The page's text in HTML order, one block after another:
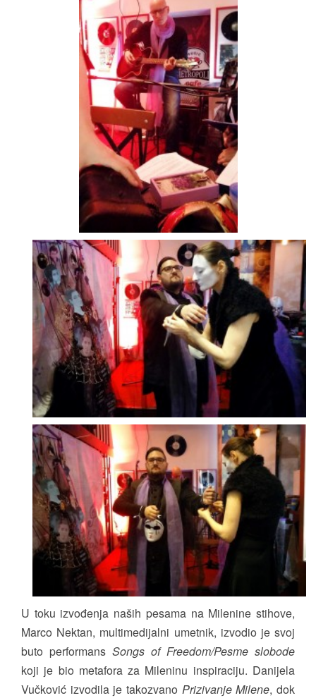
U toku izvođenja naših pesama na Milenine stihove,
Marco Nektan, multimedijalni umetnik, izvodio je svoj
buto performans Songs of Freedom/Pesme slobode
koji je bio metafora za Mileninu inspiraciju. Danijela
Vučković izvodila je takozvano Prizivanje Milene, dok